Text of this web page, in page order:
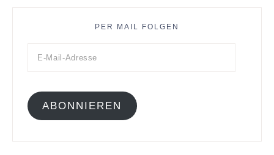
PER MAIL FOLGEN
ABONNIEREN